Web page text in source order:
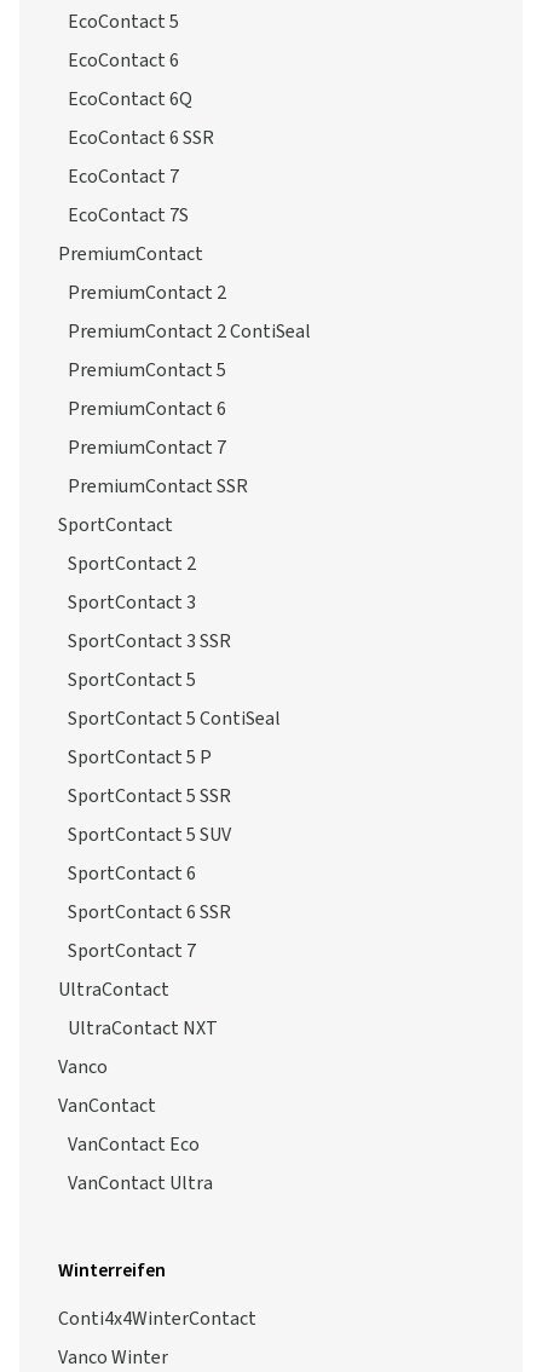
EcoContact 5
EcoContact 6
EcoContact 6Q
EcoContact 6 SSR
EcoContact 7
EcoContact 7S
PremiumContact
PremiumContact 2
PremiumContact 2 ContiSeal
PremiumContact 5
PremiumContact 6
PremiumContact 7
PremiumContact SSR
SportContact
SportContact 2
SportContact 3
SportContact 3 SSR
SportContact 5
SportContact 5 ContiSeal
SportContact 5 P
SportContact 5 SSR
SportContact 5 SUV
SportContact 6
SportContact 6 SSR
SportContact 7
UltraContact
UltraContact NXT
Vanco
VanContact
VanContact Eco
VanContact Ultra
Winterreifen
Conti4x4WinterContact
Vanco Winter